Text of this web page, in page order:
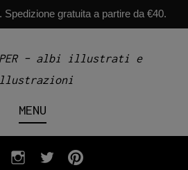
gratuita a partire da €40.
– albi illustrati e
MENU
INSTAGRAM
twiterpinterest